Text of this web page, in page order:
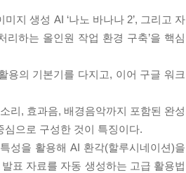
지 생성 AI ‘나노 바나나 2’, 그리고 자
하는 올인원 작업 환경 구축’을 핵심
용의 기본기를 다지고, 이어 구글 워크
리, 효과음, 배경음악까지 포함된 완성
으로 구성한 것이 특징이다.
성을 활용해 AI 환각(할루시네이션)을
표 자료를 자동 생성하는 고급 활용법